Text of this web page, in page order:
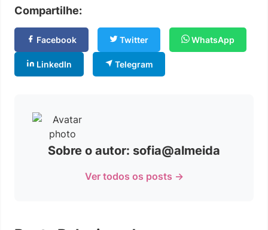
Compartilhe:
Facebook Twitter WhatsApp
LinkedIn Telegram
Sobre o autor: sofia@almeida
Ver todos os posts →